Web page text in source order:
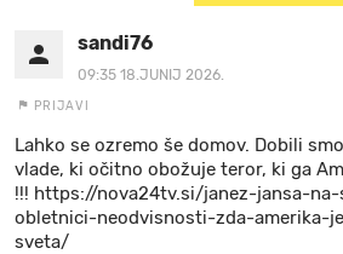
sandi76
09:35 18.JUNIJ 2026.
PRIJAVI
Lahko se ozremo še domov. Dobili
vlade, ki očitno obožuje teror, ki ga
!!! https://nova24tv.si/janez-jansa-
obletnici-neodvisnosti-zda-amerika-
sveta/